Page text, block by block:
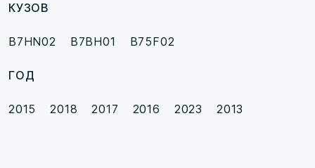
КУЗОВ
B7HN02 B7BH01 B75F02
ГОД
2015 2018 2017 2016 2023 2013